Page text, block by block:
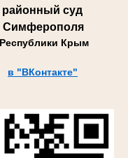
суд
Республики Крым
в "ВКонтакте"